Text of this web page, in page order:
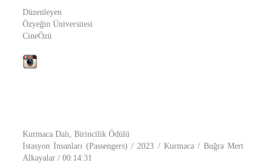
Düzenleyen
Özyeğin Üniversitesi
CineÖzü
Kurmaca Dalı, Birincilik Ödülü
İstasyon İnsanları (Passengers) / 2023 / Kurmaca / Buğra Mert
Alkayalar / 00:14:31